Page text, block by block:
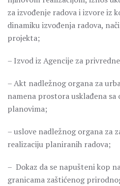
za izvođenje radova i izvore iz
dinamiku izvođenja radova,
projekta;
– Izvod iz Agencije za
– Akt nadležnog organa za
namena prostora usklađena
planovima;
– uslove nadležnog organa za
realizaciju planiranih radova;
– Dokaz da se napušteni kop
granicama zaštićenog